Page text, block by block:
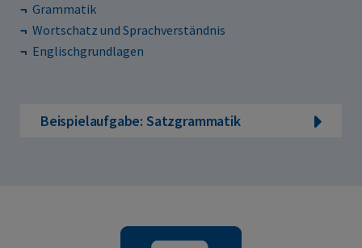
Grammatik
Wortschatz und Sprachverständnis
Englischgrundlagen
Beispielaufgabe: Satzgrammatik